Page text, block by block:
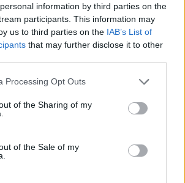
information by third parties on the
participants. This information may
us to third parties on the IAB’s List of
that may further disclose it to other
Processing Opt Outs
of the Sharing of my
of the Sale of my